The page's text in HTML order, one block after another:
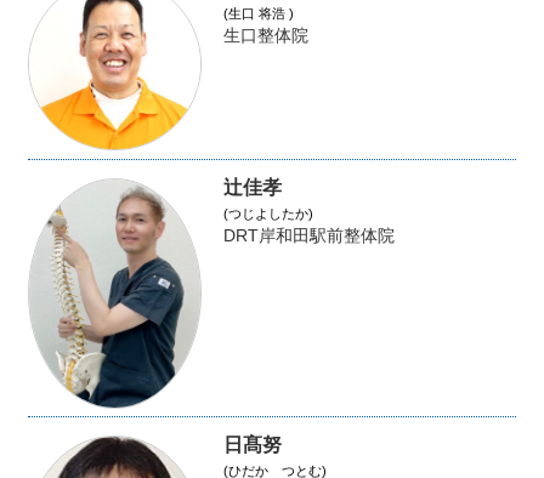
(生口 将浩 )
生口整体院
辻佳孝
(つじよしたか)
DRT岸和田駅前整体院
日髙努
(ひだか つとむ)